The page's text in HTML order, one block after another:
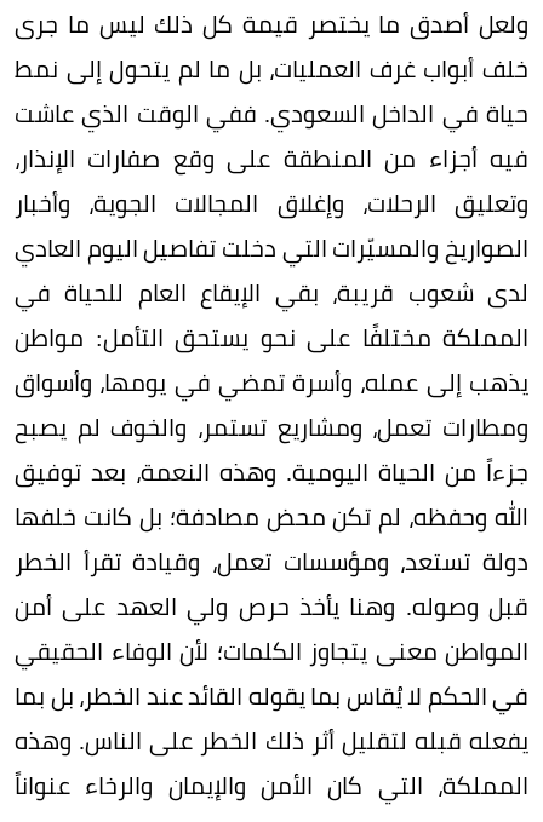
ولعل أصدق ما يختصر قيمة كل ذلك ليس ما جرى
خلف أبواب غرف العمليات، بل ما لم يتحول إلى نمط
حياة في الداخل السعودي. ففي الوقت الذي عاشت
فيه أجزاء من المنطقة على وقع صفارات الإنذار،
وتعليق الرحلات، وإغلاق المجالات الجوية، وأخبار
الصواريخ والمسيّرات التي دخلت تفاصيل اليوم العادي
لدى شعوب قريبة، بقي الإيقاع العام للحياة في
المملكة مختلفًا على نحو يستحق التأمل: مواطن
يذهب إلى عمله، وأسرة تمضي في يومها، وأسواق
ومطارات تعمل، ومشاريع تستمر، والخوف لم يصبح
جزءاً من الحياة اليومية. وهذه النعمة، بعد توفيق
الله وحفظه، لم تكن محض مصادفة؛ بل كانت خلفها
دولة تستعد، ومؤسسات تعمل، وقيادة تقرأ الخطر
قبل وصوله. وهنا يأخذ حرص ولي العهد على أمن
المواطن معنى يتجاوز الكلمات؛ لأن الوفاء الحقيقي
في الحكم لا يُقاس بما يقوله القائد عند الخطر، بل بما
يفعله قبله لتقليل أثر ذلك الخطر على الناس. وهذه
المملكة، التي كان الأمن والإيمان والرخاء عنواناً